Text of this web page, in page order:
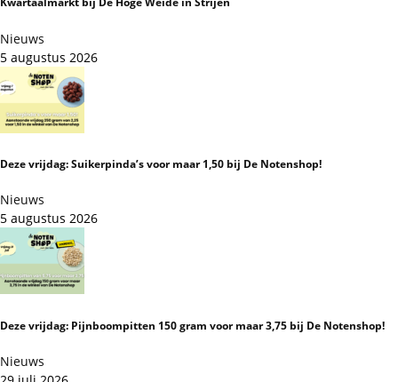
Nieuws
5 augustus 2026
Deze vrijdag: Suikerpinda’s voor maar 1,50 bij De Notenshop!
Nieuws
5 augustus 2026
Deze vrijdag: Pijnboompitten 150 gram voor maar 3,75 bij De Notenshop!
Nieuws